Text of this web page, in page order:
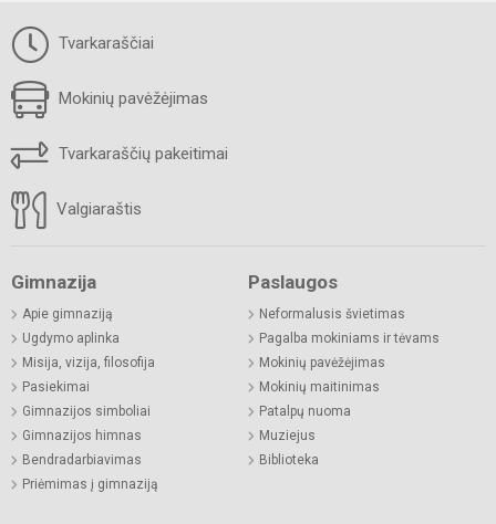
Tvarkaraščiai
Mokinių pavėžėjimas
Tvarkaraščių pakeitimai
Valgiaraštis
Gimnazija
Apie gimnaziją
Ugdymo aplinka
Misija, vizija, filosofija
Pasiekimai
Gimnazijos simboliai
Gimnazijos himnas
Bendradarbiavimas
Priėmimas į gimnaziją
Paslaugos
Neformalusis švietimas
Pagalba mokiniams ir tėvams
Mokinių pavėžėjimas
Mokinių maitinimas
Patalpų nuoma
Muziejus
Biblioteka